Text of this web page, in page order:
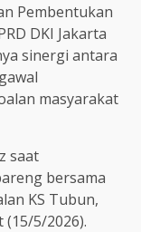
Pembentukan
DKI Jakarta
sinergi antara
masyarakat
saat
bersama
KS Tubun,
(15/5/2026).